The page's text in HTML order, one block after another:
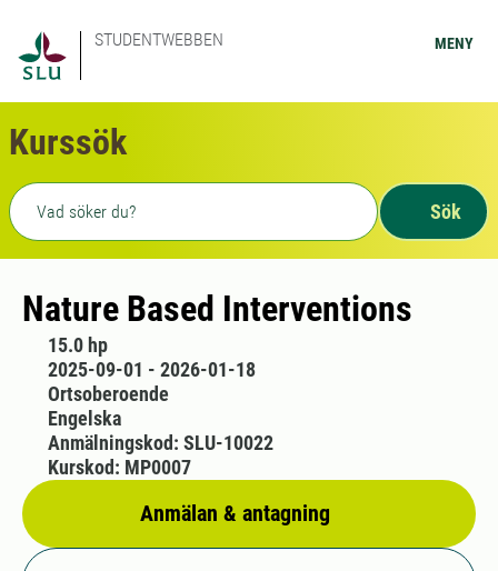
STUDENTWEBBEN MENY
Kurssök
Fritext sökning
Sök
Nature Based Interventions
15.0 hp
2025-09-01 - 2026-01-18
Ortsoberoende
Engelska
Anmälan & antagning
Anmälningskod: SLU-10022
Kurskod: MP0007